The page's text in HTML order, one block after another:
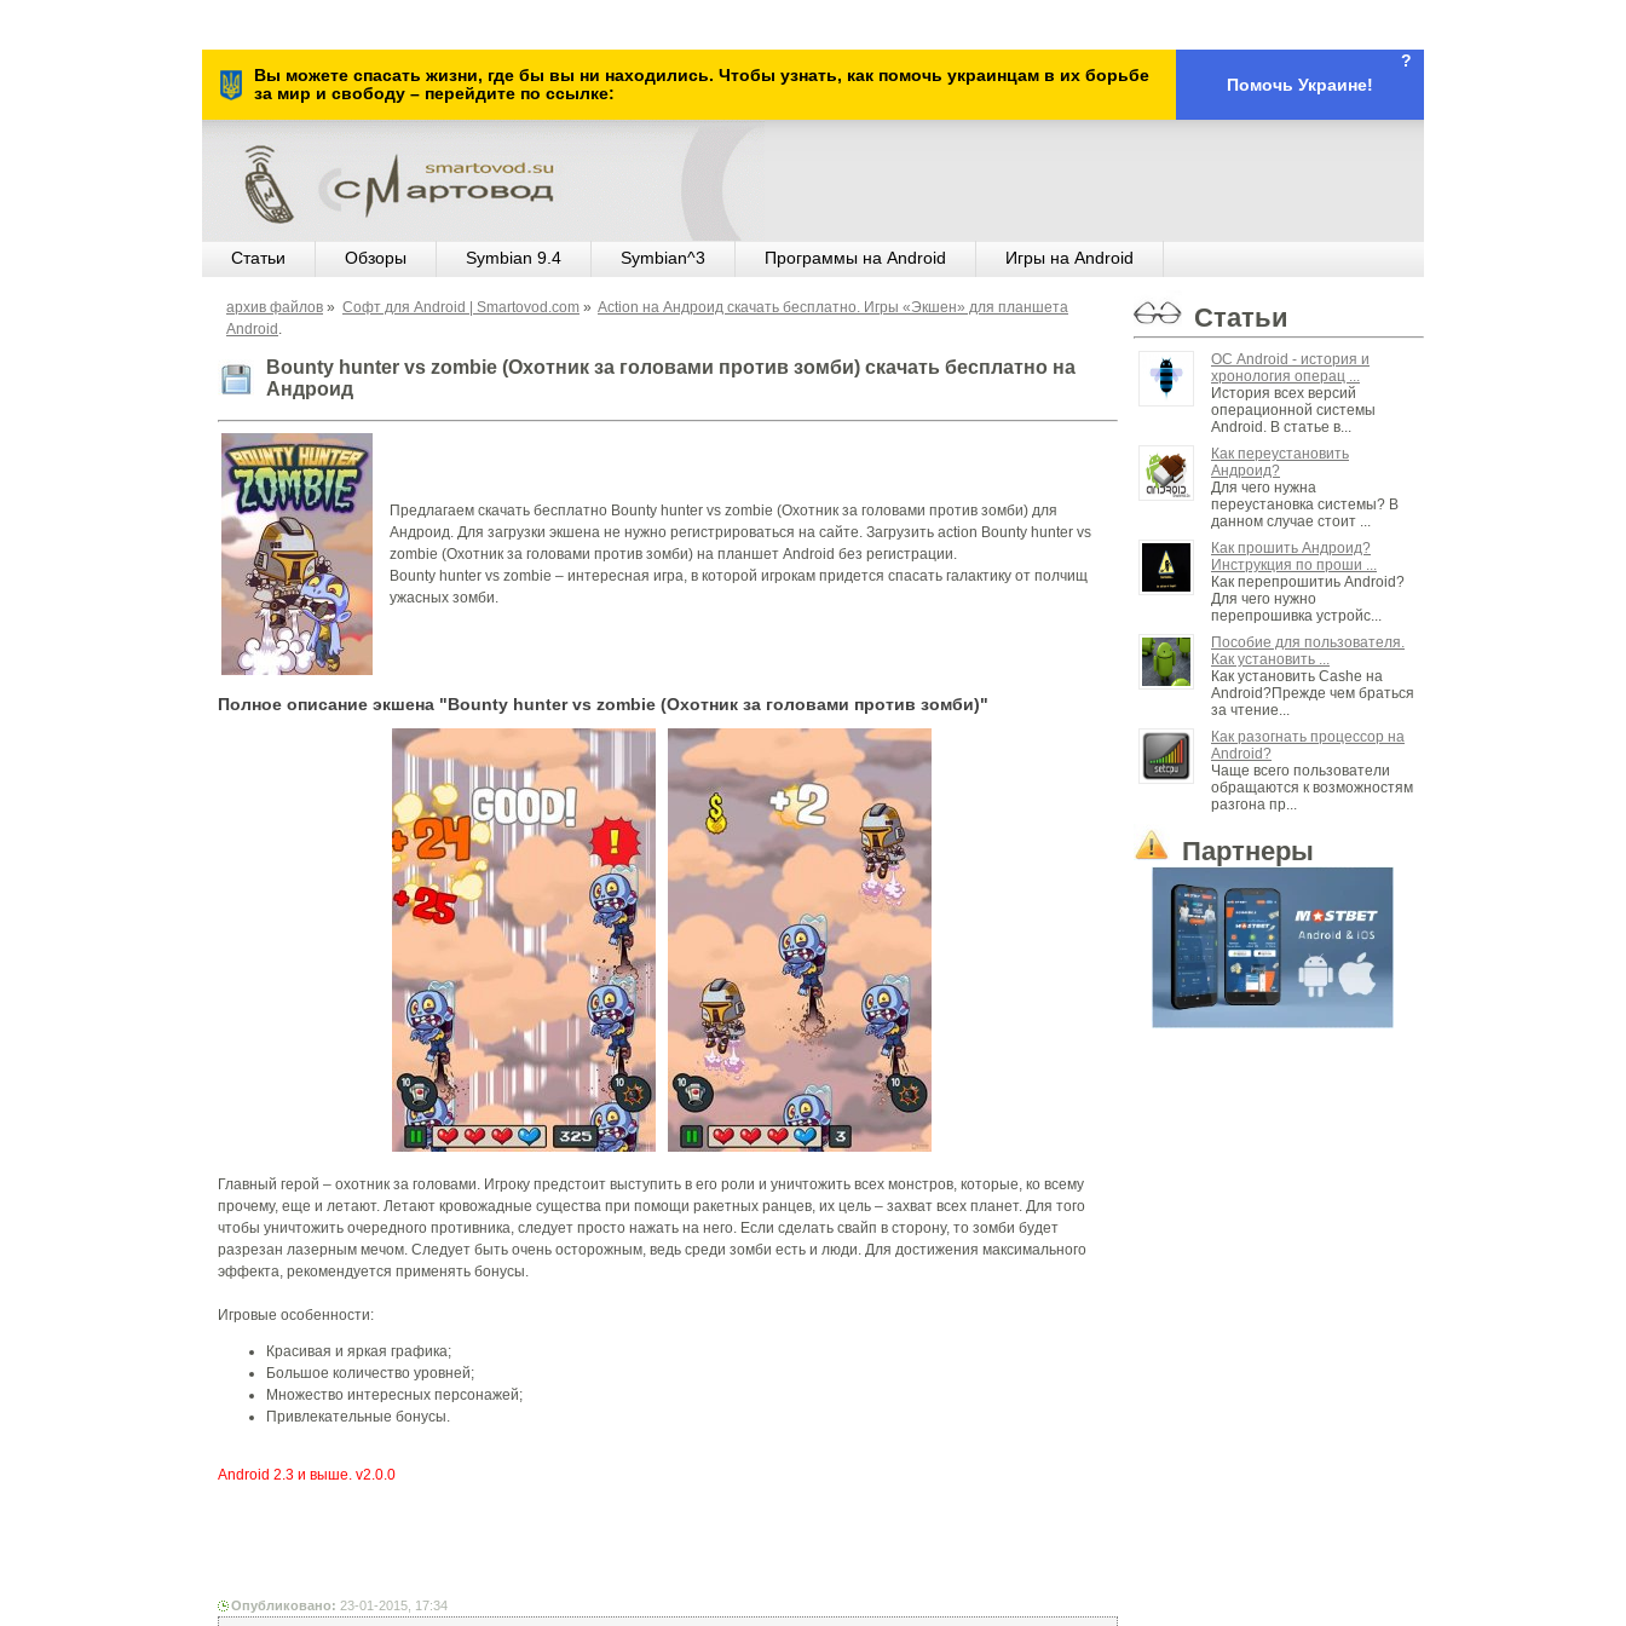
Вы можете спасать жизни, где бы вы ни находились. Чтобы узнать, как помочь украинцам в их борьбе
за мир и свободу – перейдите по ссылке:
Помочь Украине!
?
Статьи Обзоры Symbian 9.4 Symbian^3 Программы на Android Игры на Android
архив файлов » Cофт для Android | Smartovod.com » Action на Андроид скачать бесплатно. Игры «Экшен» для планшета
Android .
Bounty hunter vs zombie (Охотник за головами против зомби) скачать бесплатно на
Андроид
Предлагаем скачать бесплатно Bounty hunter vs zombie (Охотник за головами против зомби) для
Андроид. Для загрузки экшена не нужно регистрироваться на сайте. Загрузить action Bounty hunter vs
zombie (Охотник за головами против зомби) на планшет Android без регистрации.
Bounty hunter vs zombie – интересная игра, в которой игрокам придется спасать галактику от полчищ
ужасных зомби.
Полное описание экшена "Bounty hunter vs zombie (Охотник за головами против зомби)"
Главный герой – охотник за головами. Игроку предстоит выступить в его роли и уничтожить всех монстров, которые, ко всему
прочему, еще и летают. Летают кровожадные существа при помощи ракетных ранцев, их цель – захват всех планет. Для того
чтобы уничтожить очередного противника, следует просто нажать на него. Если сделать свайп в сторону, то зомби будет
разрезан лазерным мечом. Следует быть очень осторожным, ведь среди зомби есть и люди. Для достижения максимального
эффекта, рекомендуется применять бонусы.
Игровые особенности:
Красивая и яркая графика;
Большое количество уровней;
Множество интересных персонажей;
Привлекательные бонусы.
Android 2.3 и выше. v2.0.0
Опубликовано: 23-01-2015, 17:34
Статьи
ОС Android - история и
хронология операц ...
История всех версий
операционной системы
Android. В статье в...
Как переустановить
Андроид?
Для чего нужна
переустановка системы? В
данном случае стоит ...
Как прошить Андроид?
Инструкция по проши ...
Как перепрошитиь Android?
Для чего нужно
перепрошивка устройс...
Пособие для пользователя.
Как установить ...
Как установить Cashe на
Android?Прежде чем браться
за чтение...
Как разогнать процессор на
Android?
Чаще всего пользователи
обращаются к возможностям
разгона пр...
Партнеры